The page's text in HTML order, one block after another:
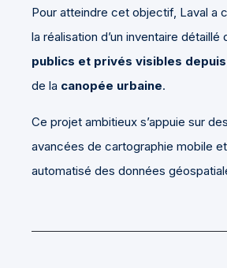
Pour atteindre cet objectif, Laval a
la réalisation d’un inventaire détaillé
publics et privés visibles
de la canopée urbaine.
Ce projet ambitieux s’appuie sur
avancées de cartographie mobile
automatisé des données